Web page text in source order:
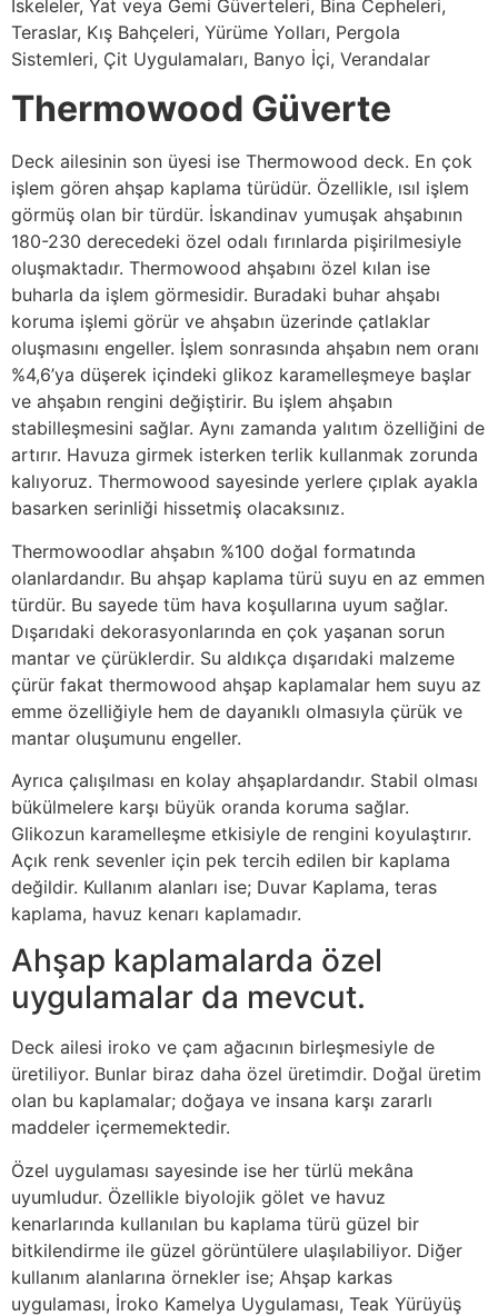
İskeleler, Yat veya Gemi Güverteleri, Bina Cepheleri,
Teraslar, Kış Bahçeleri, Yürüme Yolları, Pergola
Sistemleri, Çit Uygulamaları, Banyo İçi, Verandalar
Thermowood Güverte
Deck ailesinin son üyesi ise Thermowood deck. En çok
işlem gören ahşap kaplama türüdür. Özellikle, ısıl işlem
görmüş olan bir türdür. İskandinav yumuşak ahşabının
180-230 derecedeki özel odalı fırınlarda pişirilmesiyle
oluşmaktadır. Thermowood ahşabını özel kılan ise
buharla da işlem görmesidir. Buradaki buhar ahşabı
koruma işlemi görür ve ahşabın üzerinde çatlaklar
oluşmasını engeller. İşlem sonrasında ahşabın nem oranı
%4,6’ya düşerek içindeki glikoz karamelleşmeye başlar
ve ahşabın rengini değiştirir. Bu işlem ahşabın
stabilleşmesini sağlar. Aynı zamanda yalıtım özelliğini de
artırır. Havuza girmek isterken terlik kullanmak zorunda
kalıyoruz. Thermowood sayesinde yerlere çıplak ayakla
basarken serinliği hissetmiş olacaksınız.
Thermowoodlar ahşabın %100 doğal formatında
olanlardandır. Bu ahşap kaplama türü suyu en az emmen
türdür. Bu sayede tüm hava koşullarına uyum sağlar.
Dışarıdaki dekorasyonlarında en çok yaşanan sorun
mantar ve çürüklerdir. Su aldıkça dışarıdaki malzeme
çürür fakat thermowood ahşap kaplamalar hem suyu az
emme özelliğiyle hem de dayanıklı olmasıyla çürük ve
mantar oluşumunu engeller.
Ayrıca çalışılması en kolay ahşaplardandır. Stabil olması
bükülmelere karşı büyük oranda koruma sağlar.
Glikozun karamelleşme etkisiyle de rengini koyulaştırır.
Açık renk sevenler için pek tercih edilen bir kaplama
değildir. Kullanım alanları ise; Duvar Kaplama, teras
kaplama, havuz kenarı kaplamadır.
Ahşap kaplamalarda özel
uygulamalar da mevcut.
Deck ailesi iroko ve çam ağacının birleşmesiyle de
üretiliyor. Bunlar biraz daha özel üretimdir. Doğal üretim
olan bu kaplamalar; doğaya ve insana karşı zararlı
maddeler içermemektedir.
Özel uygulaması sayesinde ise her türlü mekâna
uyumludur. Özellikle biyolojik gölet ve havuz
kenarlarında kullanılan bu kaplama türü güzel bir
bitkilendirme ile güzel görüntülere ulaşılabiliyor. Diğer
kullanım alanlarına örnekler ise; Ahşap karkas
uygulaması, İroko Kamelya Uygulaması, Teak Yürüyüş